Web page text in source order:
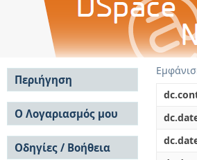
Περιήγηση
Σε όλο το DSpace
Κοινότητες & Συλλογές
Ανά Ημερομηνία
Έκδοσης
Ο Λογαριασμός μου
Σύνδεση
Εγγραφή
Οδηγίες / Βοήθεια